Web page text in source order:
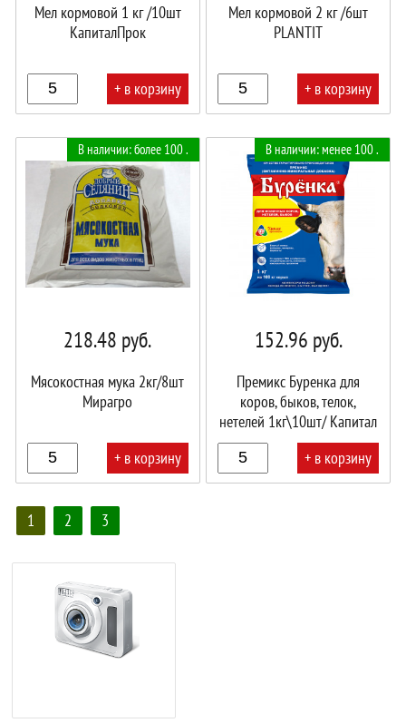
Мел кормовой 1 кг /10шт
КапиталПрок
+ в корзину
корзине!
Мел кормовой 2 кг /6шт
PLANTIT
+ в корзину
В наличии: более 100 .
218.48 руб.
Мясокостная мука 2кг/8шт
Мирагро
+ в корзину
корзине!
В наличии: менее 100 .
152.96 руб.
Премикс Буренка для
коров, быков, телок,
нетелей 1кг\10шт/ Капитал
Прок
+ в корзину
1 2 3